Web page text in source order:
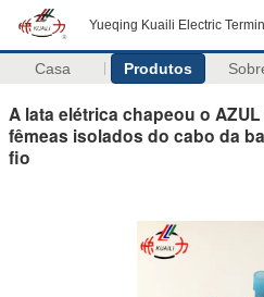
Yueqing Kuaili Electric
Casa Produtos
A lata elétrica chapeou o
fêmeas isolados do cabo da
fio